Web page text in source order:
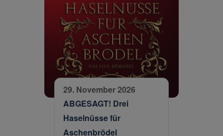
29. November 2026
ABGESAGT! Drei
Haselnüsse für
Aschenbrödel